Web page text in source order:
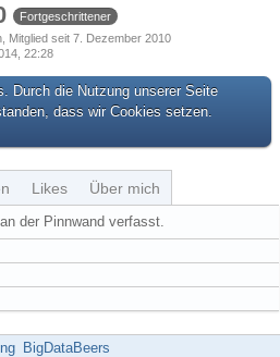
Fortgeschrittener
Mitglied seit 7. Dezember 2010
22:28
Durch die Nutzung unserer Seite
dass wir Cookies setzen.
Likes Über mich
der Pinnwand verfasst.
BigDataBeers